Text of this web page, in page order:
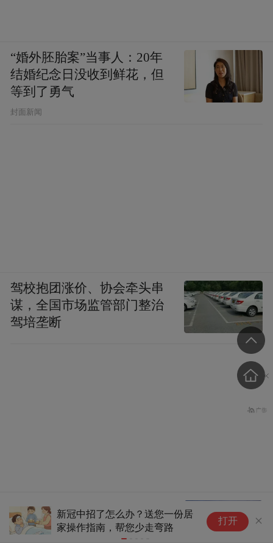
新冠中招了怎么办？送您一份居
家操作指南，帮您少走弯路
打开
“婚外胚胎案”当事人：20年
结婚纪念日没收到鲜花，但
等到了勇气
封面新闻
驾校抱团涨价、协会牵头串
谋，全国市场监管部门整治
驾培垄断
泰国一地方官员遭枪击